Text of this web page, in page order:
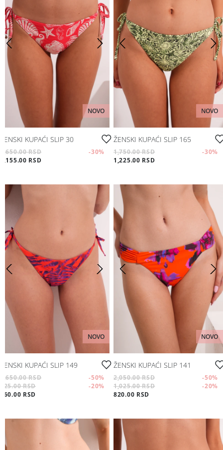
NOVO
ŽENSKI KUPAĆI SLIP 30
1,650.00 RSD -30%
1,155.00 RSD
NOVO
ŽENSKI KUPAĆI SLIP 165
1,750.00 RSD -30%
1,225.00 RSD
NOVO
ŽENSKI KUPAĆI SLIP 149
1,650.00 RSD -50%
825.00 RSD
-20%
660.00 RSD
NOVO
ŽENSKI KUPAĆI SLIP 141
2,050.00 RSD -50%
1,025.00 RSD
-20%
820.00 RSD